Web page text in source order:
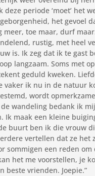
deze periode ‘moet’ het
het gevoel
meer, toe maar, durf
rustig, met heel
is. Ik zeg dat ik te gast
langzaam. Soms met
geduld kweken.
vaker ik nu in de natuur
wordt
de wandeling bedank ik
Ik maak een kleine
buurt ben ik die vrouw
vertellen dat ze het
sommigen een reden
het me voorstellen, je
beste vrienden. Joepie.”